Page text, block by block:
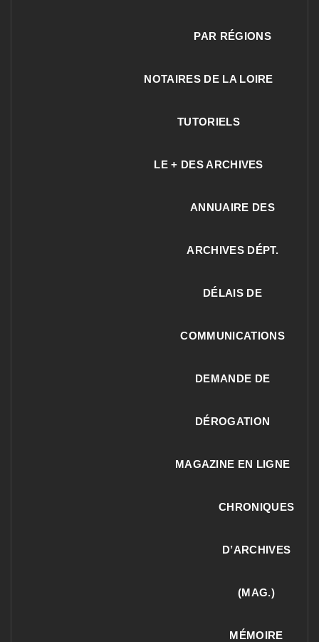
PAR RÉGIONS
NOTAIRES DE LA LOIRE
TUTORIELS
LE + DES ARCHIVES
ANNUAIRE DES
ARCHIVES DÉPT.
DÉLAIS DE
COMMUNICATIONS
DEMANDE DE
DÉROGATION
MAGAZINE EN LIGNE
CHRONIQUES
D’ARCHIVES
(MAG.)
MÉMOIRE